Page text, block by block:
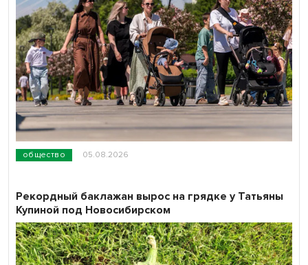
общество 05.08.2026
Рекордный баклажан вырос на грядке у Татьяны
Купиной под Новосибирском